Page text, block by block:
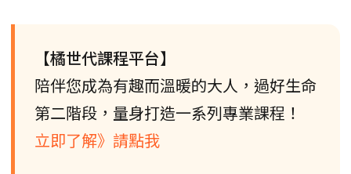
【橘世代課程平台】
陪伴您成為有趣而溫暖的大人，過好生命
第二階段，量身打造一系列專業課程！
立即了解》請點我